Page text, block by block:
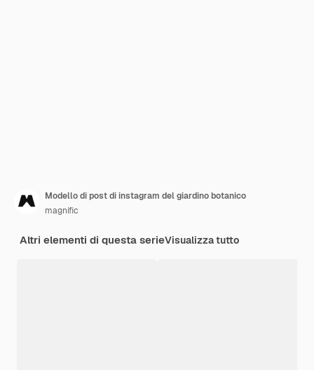
Modello di post di instagram del giardino botanico
magnific
Altri elementi di questa serieVisualizza tutto